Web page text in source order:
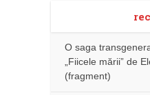
O saga
„Fiicele mării” de
(fragment)